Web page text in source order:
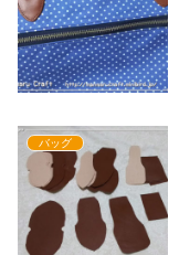
バッグ